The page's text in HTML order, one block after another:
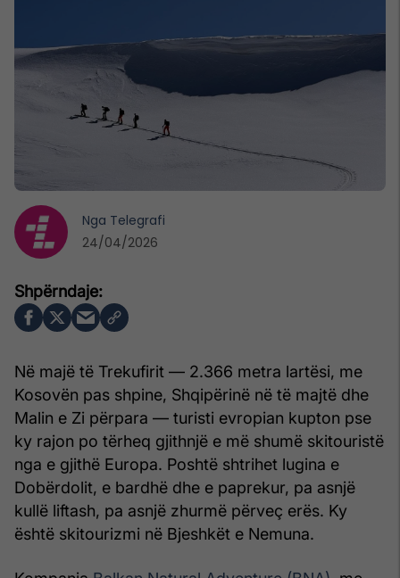
Në majë të Trekufirit — 2.366 metra lartësi, me
Kosovën pas shpine, Shqipërinë në të majtë dhe
Malin e Zi përpara — turisti evropian kupton pse
ky rajon po tërheq gjithnjë e më shumë skitouristë
nga e gjithë Europa. Poshtë shtrihet lugina e
Dobërdolit, e bardhë dhe e paprekur, pa asnjë
kullë liftash, pa asnjë zhurmë përveç erës. Ky
është skitourizmi në Bjeshkët e Nemuna.
Nga Telegrafi
24/04/2026